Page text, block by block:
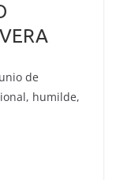
de
humilde,